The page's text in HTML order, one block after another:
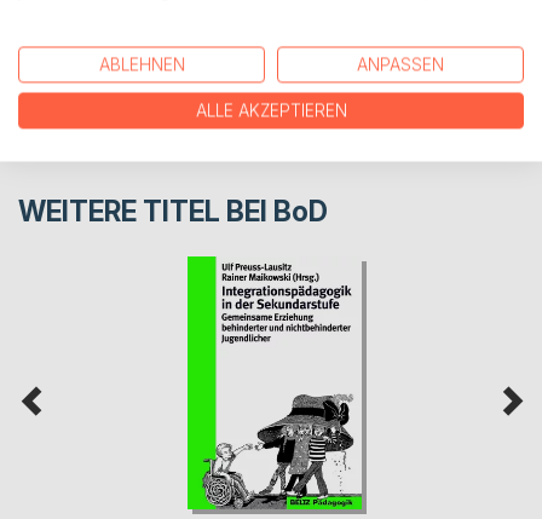
REZENSIONEN
WEITERE TITEL BEI BoD
ABLEHNEN ANPASSEN
ALLE AKZEPTIEREN